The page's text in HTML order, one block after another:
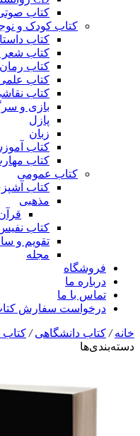
کتاب
کتاب کودک و
کتاب
کتاب شعر
کتاب
کتاب
کتاب
بازی و
پازل
زبان
کتاب
کتاب
کتاب عمومی
کتاب
مذهبی
کتاب
تقویم و
مجله
فروشگاه
درباره ما
تماس با ما
درخواست سفارش
خانه/ کتاب دانشگاهی/ کتاب
دسته‌بندی‌ها